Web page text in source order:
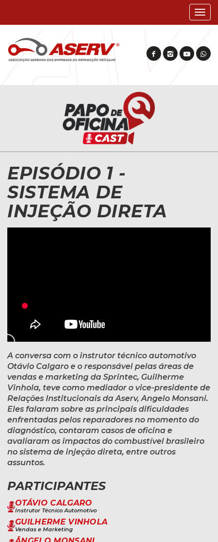
EPISÓDIO 1 -
SISTEMA DE
INJEÇÃO DIRETA
A conversa com o instrutor técnico automotivo
Otávio Calgaro e o responsável pelas áreas de
vendas e marketing da Sprintec, Guilherme
Vinhola, teve como mediador o vice-presidente de
Relações Institucionais da Aserv, Angelo Monsani.
Eles falaram sobre as principais dificuldades
enfrentadas pelos reparadores no momento do
diagnóstico, contaram casos de oficina e
avaliaram os impactos do combustível brasileiro
no sistema de injeção direta, entre outros
assuntos.
PARTICIPANTES
OTÁVIO CALGARO
Instrutor Técnico Automotivo
GUILHERME VINHOLA
Vendas e Marketing